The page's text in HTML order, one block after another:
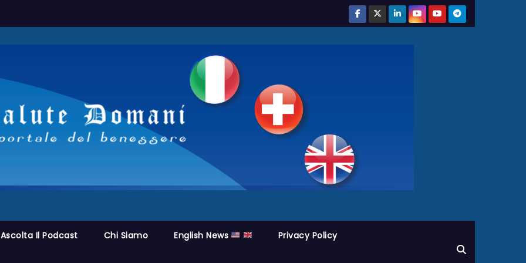
Ascolta Il Podcast Chi Siamo English News Privacy Policy